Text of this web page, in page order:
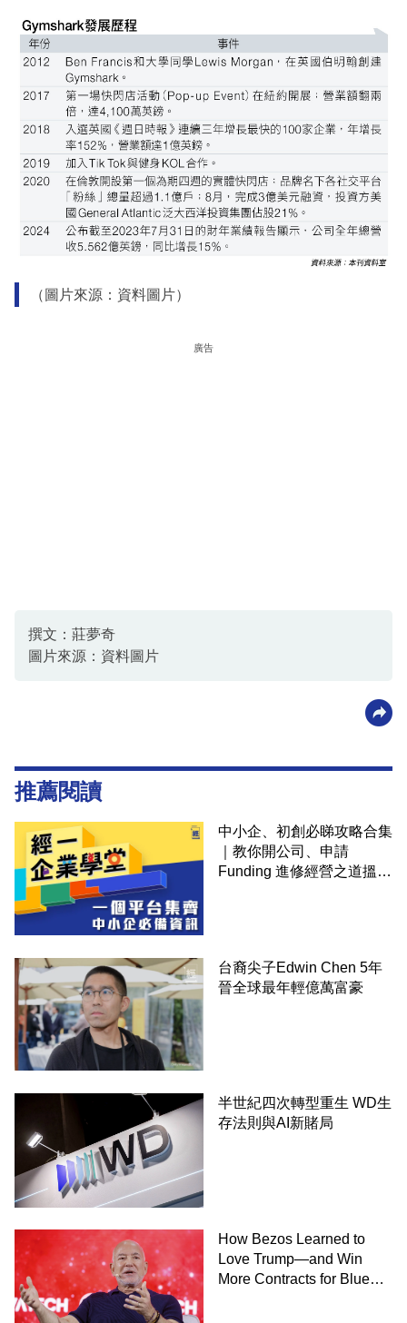
（圖片來源：資料圖片）
廣告
撰文：莊夢奇
圖片來源：資料圖片
推薦閱讀
中小企、初創必睇攻略合集
｜教你開公司、申請
Funding 進修經營之道搵大
台裔尖子Edwin Chen 5年
晉全球最年輕億萬富豪
半世紀四次轉型重生 WD生
存法則與AI新賭局
How Bezos Learned to
Love Trump—and Win
More Contracts for Blue